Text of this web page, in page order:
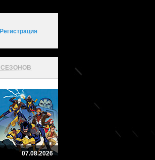
Регистрация
СЕЗОНОВ
07.08.2026